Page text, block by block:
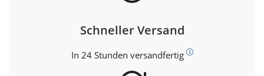
Schneller Versand
In 24 Stunden versandfertig